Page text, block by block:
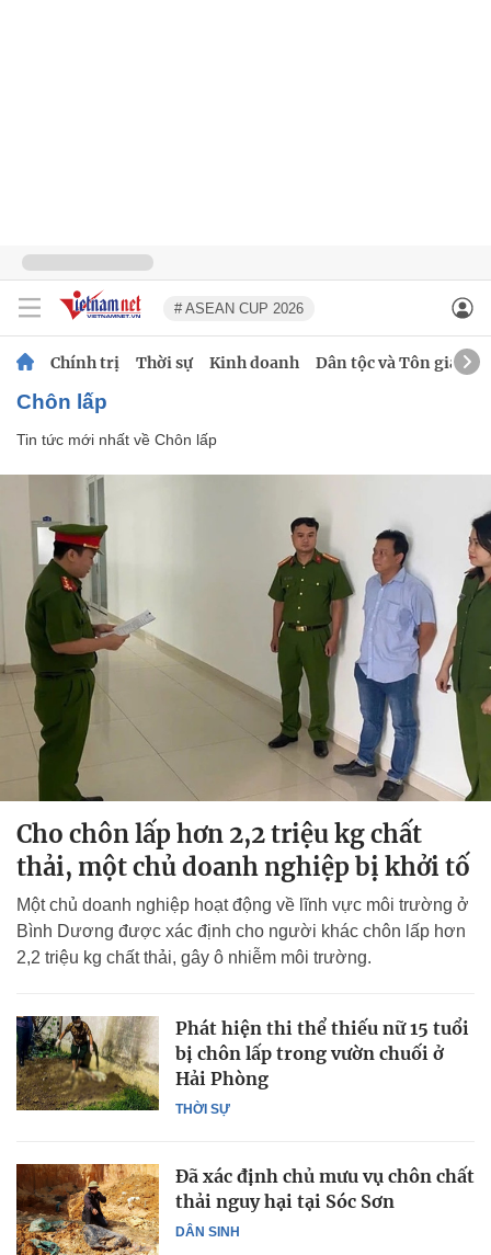
# ASEAN CUP 2026
Chính trị Thời sự Kinh doanh Dân tộc và Tôn giáo
Chôn lấp
Tin tức mới nhất về Chôn lấp
Cho chôn lấp hơn 2,2 triệu kg chất
thải, một chủ doanh nghiệp bị khởi tố
Một chủ doanh nghiệp hoạt động về lĩnh vực môi trường ở
Bình Dương được xác định cho người khác chôn lấp hơn
2,2 triệu kg chất thải, gây ô nhiễm môi trường.
THỜI SỰ
Phát hiện thi thể thiếu nữ 15 tuổi
bị chôn lấp trong vườn chuối ở
Hải Phòng
DÂN SINH
Đã xác định chủ mưu vụ chôn chất
thải nguy hại tại Sóc Sơn